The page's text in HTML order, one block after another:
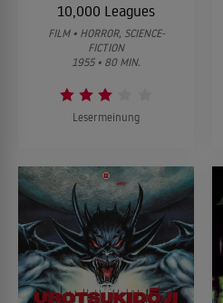
10,000 Leagues
FILM • HORROR, SCIENCE-
FICTION
1955 • 80 MIN.
Lesermeinung